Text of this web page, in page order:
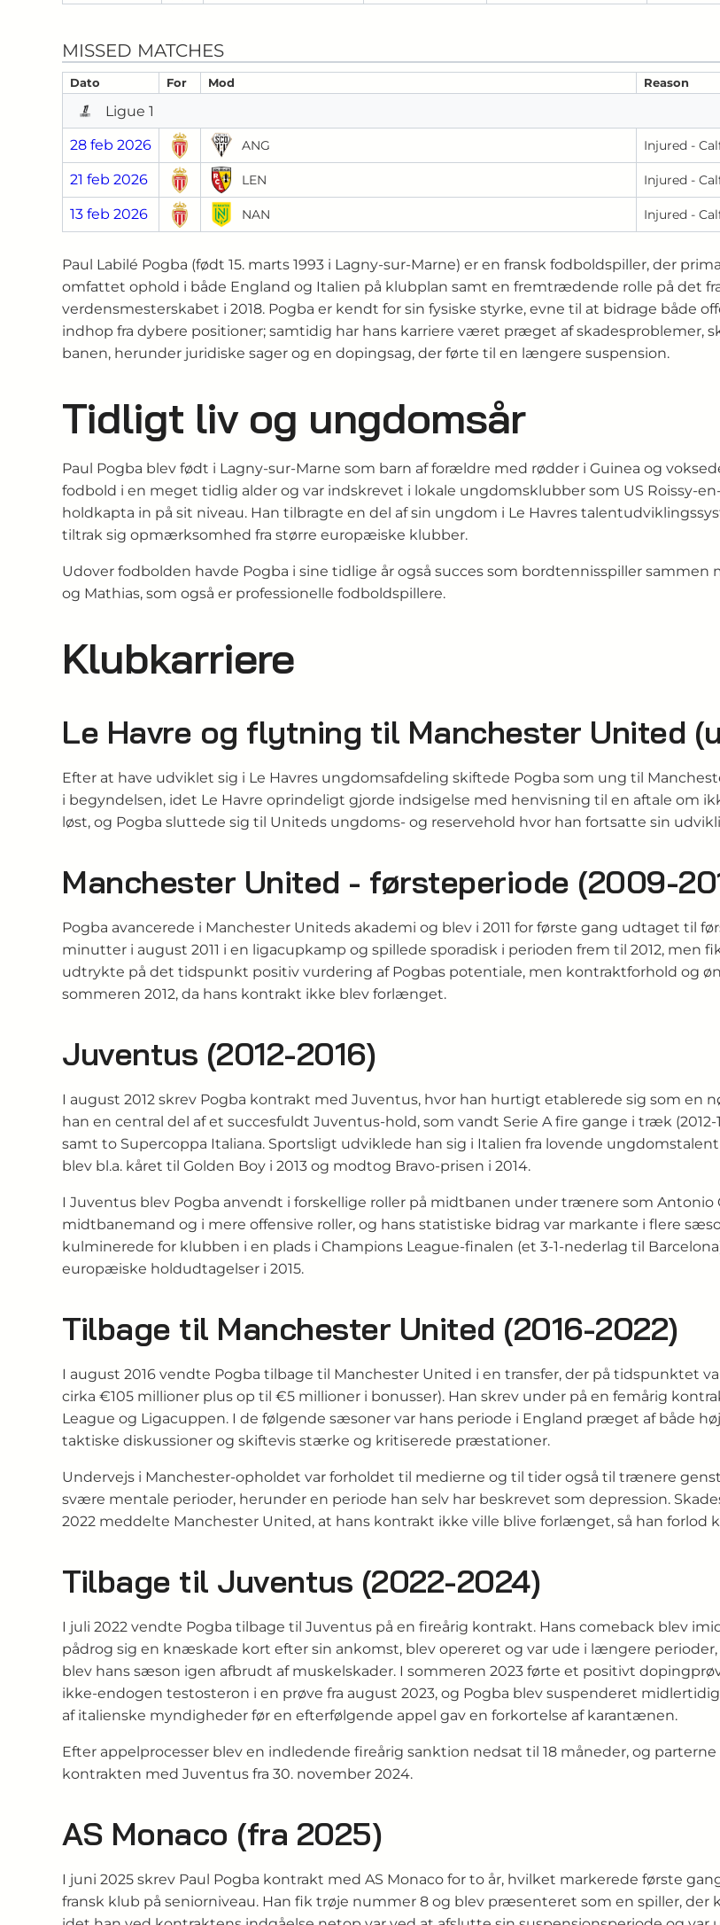
MISSED MATCHES
Dato For Mod Reason
Ligue 1
28 feb 2026 ANG Injured -
21 feb 2026 LEN Injured -
13 feb 2026 NAN Injured -
Paul Labilé Pogba (født 15. marts 1993 i Lagny‑sur‑Marne) er en fransk fodboldspiller, der
omfattet ophold i både England og Italien på klubplan samt en fremtrædende rolle på det
verdensmesterskabet i 2018. Pogba er kendt for sin fysiske styrke, evne til at bidrage både
indhop fra dybere positioner; samtidig har hans karriere været præget af skadesproblemer,
banen, herunder juridiske sager og en dopingsag, der førte til en længere suspension.
Tidligt liv og ungdomsår
Paul Pogba blev født i Lagny‑sur‑Marne som barn af forældre med rødder i Guinea og
fodbold i en meget tidlig alder og var indskrevet i lokale ungdomsklubber som US
holdkapta in på sit niveau. Han tilbragte en del af sin ungdom i Le Havres
tiltrak sig opmærksomhed fra større europæiske klubber.
Udover fodbolden havde Pogba i sine tidlige år også succes som bordtennisspiller
og Mathias, som også er professionelle fodboldspillere.
Klubkarriere
Le Havre og flytning til Manchester United
Efter at have udviklet sig i Le Havres ungdomsafdeling skiftede Pogba som ung til
i begyndelsen, idet Le Havre oprindeligt gjorde indsigelse med henvisning til en aftale om
løst, og Pogba sluttede sig til Uniteds ungdoms- og reservehold hvor han fortsatte sin
Manchester United - førsteperiode (2009-
Pogba avancerede i Manchester Uniteds akademi og blev i 2011 for første gang udtaget til
minutter i august 2011 i en ligacupkamp og spillede sporadisk i perioden frem til 2012, men
udtrykte på det tidspunkt positiv vurdering af Pogbas potentiale, men kontraktforhold og
sommeren 2012, da hans kontrakt ikke blev forlænget.
Juventus (2012-2016)
I august 2012 skrev Pogba kontrakt med Juventus, hvor han hurtigt etablerede sig som en
han en central del af et succesfuldt Juventus‑hold, som vandt Serie A fire gange i træk
samt to Supercoppa Italiana. Sportsligt udviklede han sig i Italien fra lovende
blev bl.a. kåret til Golden Boy i 2013 og modtog Bravo‑prisen i 2014.
I Juventus blev Pogba anvendt i forskellige roller på midtbanen under trænere som Antonio
midtbanemand og i mere offensive roller, og hans statistiske bidrag var markante i flere
kulminerede for klubben i en plads i Champions League‑finalen (et 3-1‑nederlag til
europæiske holdudtagelser i 2015.
Tilbage til Manchester United (2016-2022)
I august 2016 vendte Pogba tilbage til Manchester United i en transfer, der på tidspunktet
cirka €105 millioner plus op til €5 millioner i bonusser). Han skrev under på en femårig
League og Ligacuppen. I de følgende sæsoner var hans periode i England præget af både
taktiske diskussioner og skiftevis stærke og kritiserede præstationer.
Undervejs i Manchester‑opholdet var forholdet til medierne og til tider også til trænere
svære mentale perioder, herunder en periode han selv har beskrevet som depression.
2022 meddelte Manchester United, at hans kontrakt ikke ville blive forlænget, så han forlod
Tilbage til Juventus (2022-2024)
I juli 2022 vendte Pogba tilbage til Juventus på en fireårig kontrakt. Hans comeback blev
pådrog sig en knæskade kort efter sin ankomst, blev opereret og var ude i længere
blev hans sæson igen afbrudt af muskelskader. I sommeren 2023 førte et positivt
ikke‑endogen testosteron i en prøve fra august 2023, og Pogba blev suspenderet
af italienske myndigheder før en efterfølgende appel gav en forkortelse af karantænen.
Efter appelprocesser blev en indledende fireårig sanktion nedsat til 18 måneder, og
kontrakten med Juventus fra 30. november 2024.
AS Monaco (fra 2025)
I juni 2025 skrev Paul Pogba kontrakt med AS Monaco for to år, hvilket markerede første
fransk klub på seniorniveau. Han fik trøje nummer 8 og blev præsenteret som en spiller,